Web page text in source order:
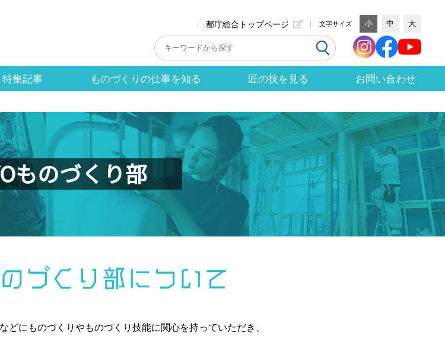
都庁総合トップページ 文字サイズ 小 中 大
特集記事 ものづくりの仕事を知る 匠の技を見る お問い合わせ
ものづくり部
づくり部について
どにものづくりやものづくり技能に関心を持っていただき、